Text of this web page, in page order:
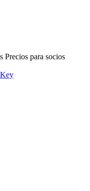
Precios para socios